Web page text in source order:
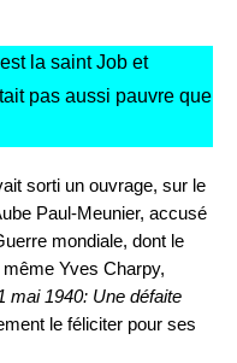
la saint Job et
pas aussi pauvre que
sorti un ouvrage, sur le
Paul-Meunier, accusé
mondiale, dont le
même Yves Charpy,
mai 1940: Une défaite
le féliciter pour ses